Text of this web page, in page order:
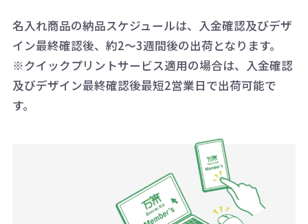
AM10:00～PM5:00（土・日・祝日を
除く平日）
一方、数量が少なく一定数に満たな
い場合は、単価計算ではなく、印刷
代の基本料金を一式頂戴する場合が
商品や印刷方法によって異なります
ので、予めご了承ください。
例：200個未満（1式：18,000円）
お急ぎの場合、ご相談ください。最
大限努力いたします。
詳細はこちらご確認ください。
配送について
名入れ商品の納品スケジュールは、入金確認及びデザ
イン最終確認後、約2～3週間後の出荷となります。
※クイックプリントサービス適用の場合は、入金確認
及びデザイン最終確認後最短2営業日で出荷可能で
す。